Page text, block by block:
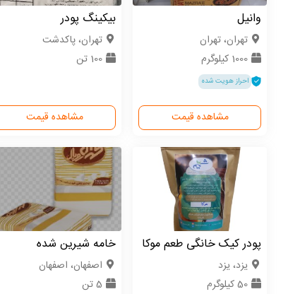
وانیل
تهران، تهران
1000 کیلوگرم
احراز هویت شده
مشاهده قیمت
بیکینگ پودر
تهران، پاکدشت
100 تن
مشاهده قیمت
پودر کیک خانگی طعم موکا
یزد، یزد
50 کیلوگرم
خامه شیرین شده
اصفهان، اصفهان
5 تن